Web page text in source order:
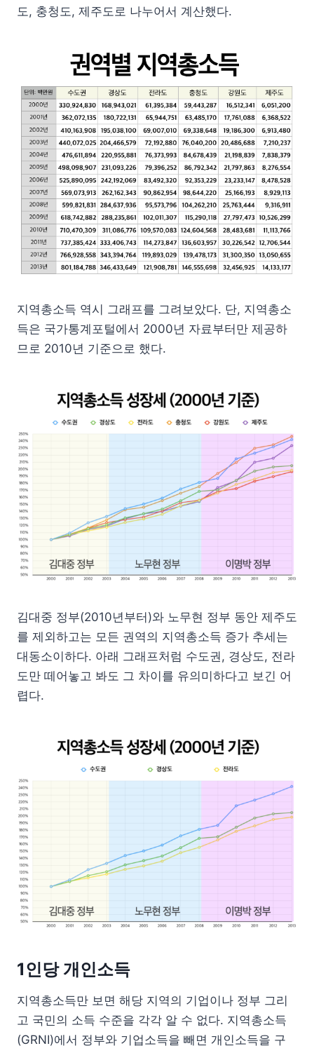
도, 충청도, 제주도로 나누어서 계산했다.
지역총소득 역시 그래프를 그려보았다. 단, 지역총소
득은 국가통계포털에서 2000년 자료부터만 제공하
므로 2010년 기준으로 했다.
김대중 정부(2010년부터)와 노무현 정부 동안 제주도
를 제외하고는 모든 권역의 지역총소득 증가 추세는
대동소이하다. 아래 그래프처럼 수도권, 경상도, 전라
도만 떼어놓고 봐도 그 차이를 유의미하다고 보긴 어
렵다.
1인당 개인소득
지역총소득만 보면 해당 지역의 기업이나 정부 그리
고 국민의 소득 수준을 각각 알 수 없다. 지역총소득
(GRNI)에서 정부와 기업소득을 빼면 개인소득을 구